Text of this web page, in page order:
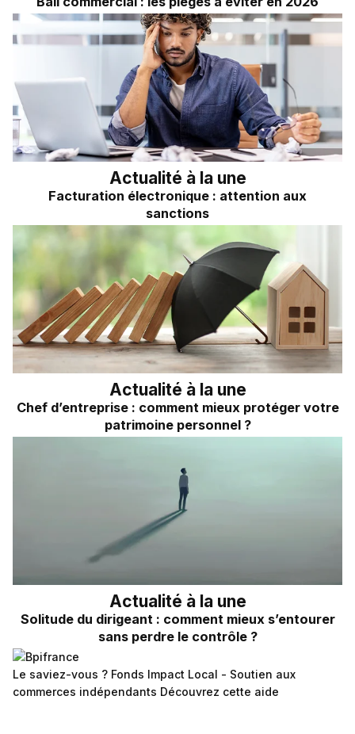
Actualité à la une
Facturation électronique : attention aux
sanctions
Actualité à la une
Chef d’entreprise : comment mieux protéger votre
patrimoine personnel ?
Actualité à la une
Solitude du dirigeant : comment mieux s’entourer
sans perdre le contrôle ?
Le saviez-vous ? Fonds Impact Local - Soutien aux
commerces indépendants Découvrez cette aide